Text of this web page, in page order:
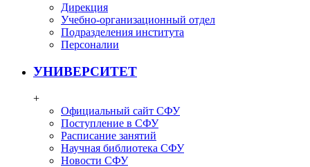
Дирекция
Учебно-организационный отдел
Подразделения института
Персоналии
УНИВЕРСИТЕТ
+
Официальный сайт СФУ
Поступление в СФУ
Расписание занятий
Научная библиотека СФУ
Новости СФУ